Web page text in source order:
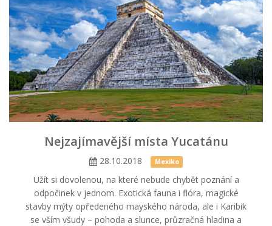
Nejzajímavější místa Yucatánu
28.10.2018 Mexiko
Užít si dovolenou, na které nebude chybět poznání a
odpočinek v jednom. Exotická fauna i flóra, magické
stavby mýty opředeného mayského národa, ale i Karibik
se vším všudy – pohoda a slunce, průzračná hladina a